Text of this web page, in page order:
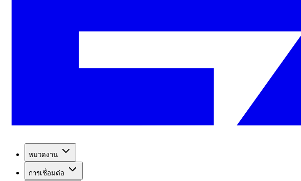
หมวดงาน
การเชื่อมต่อ